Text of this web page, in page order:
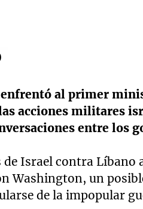
al primer
acciones militares
entre los
Israel contra Líbano
Washington, un
de la impopular